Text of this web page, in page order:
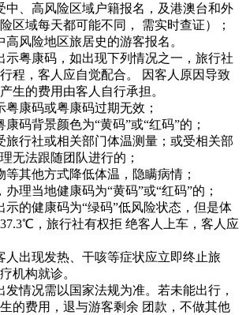
中、高风险区域户籍报名，及港澳台和外
区域每天都可能不同， 需实时查证）；
高风险地区旅居史的游客报名。
示粤康码，如出现下列情况之一，旅行社
程，客人应自觉配合。 因客人原因导致
生的费用由客人自行承担。
粤康码或粤康码过期无效；
康码背景颜色为“黄码”或“红码”的；
旅行社或相关部门体温测量；或受相关部
无法跟随团队进行的；
等其他方式降低体温，隐瞒病情；
办理当地健康码为“黄码”或“红码”的；
示的健康码为“绿码”低风险状态，但是体
，旅行社有权拒 绝客人上车，客人应
人出现发热、干咳等症状应立即终止旅
机构就诊。
发情况需以国家法规为准。若未能出行，
的费用，退与游客剩余 团款，不做其他